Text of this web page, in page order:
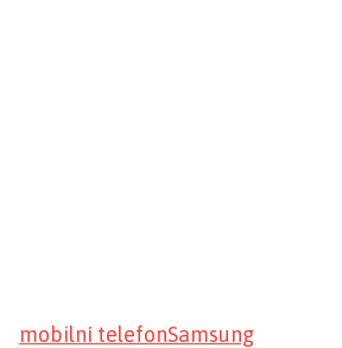
mobilní telefonSamsung